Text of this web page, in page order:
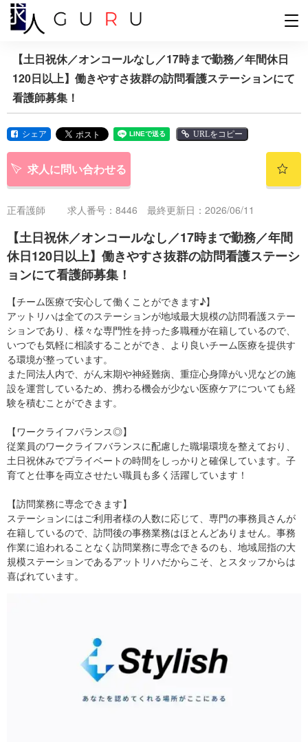
【土日祝休／オンコールなし／17時まで勤務／年間休日
120日以上】働きやすさ抜群の訪問看護ステーションにて
看護師募集！
シェア URLをコピー
求人に問い合わせる
正看護師 求人番号：8446 最終更新日：2026/06/11
【土日祝休／オンコールなし／17時まで勤務／年間
休日120日以上】働きやすさ抜群の訪問看護ステーシ
ョンにて看護師募集！
【チーム医療で安心して働くことができます♪】
アットリハは全てのステーションが地域最大規模の訪問看護ステー
ションであり、様々な専門性を持った多職種が在籍しているので、
いつでも気軽に相談することができ、より良いチーム医療を提供す
る環境が整っています。
また同法人内で、がん末期や神経難病、重症心身障がい児などの施
設を運営しているため、携わる機会が少ない医療ケアについても経
験を積むことができます。
【ワークライフバランス◎】
従業員のワークライフバランスに配慮した職場環境を整えており、
土日祝休みでプライベートの時間をしっかりと確保しています。子
育てと仕事を両立させたい職員も多く活躍しています！
【訪問業務に専念できます】
ステーションにはご利用者様の人数に応じて、専門の事務員さんが
在籍しているので、訪問後の事務業務はほとんどありません。事務
作業に追われることなく訪問業務に専念できるのも、地域屈指の大
規模ステーションであるアットリハだからこそ、とスタッフからは
喜ばれています。